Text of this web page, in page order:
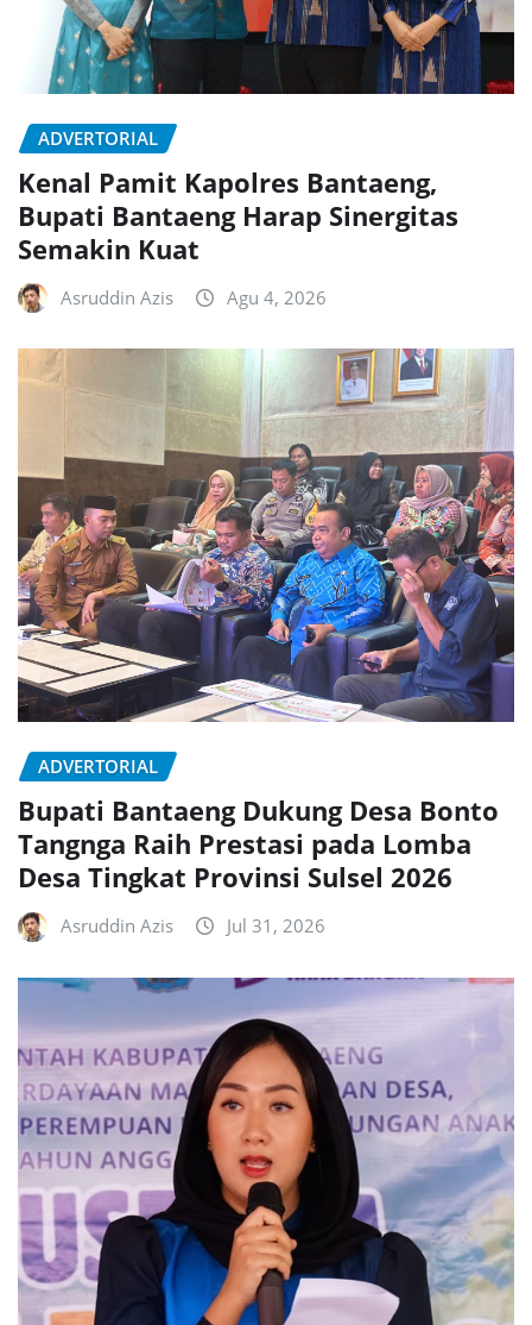
ADVERTORIAL
Kenal Pamit Kapolres Bantaeng,
Bupati Bantaeng Harap Sinergitas
Semakin Kuat
Asruddin Azis Agu 4, 2026
ADVERTORIAL
Bupati Bantaeng Dukung Desa Bonto
Tangnga Raih Prestasi pada Lomba
Desa Tingkat Provinsi Sulsel 2026
Asruddin Azis Jul 31, 2026